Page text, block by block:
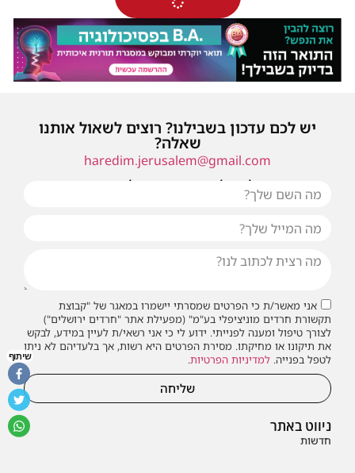
ניווט באתר
חדשות
יש לכם עדכון בשבילנו? רוצים לשאול אותנו
שאלה?
haredim.jerusalem@gmail.com
או שילחו אלינו פנייה ונחזור אליכם בהקדם
אני מאשר/ת כי הפרטים שמסרתי יישמרו במאגר של "קבוצת
תקשורת חרדים מוניציפלי בע"מ" (מפעילת אתר "חרדים ירושלים")
לצורך טיפול ומענה לפנייתי. ידוע לי כי אני רשאי/ת לעיין במידע, לבקש
את תיקונו או מחיקתו. מסירת הפרטים היא רשות, אך בלעדיהם לא ניתן
לטפל בפנייה. למדיניות הפרטיות.
שליחה
שיתוף